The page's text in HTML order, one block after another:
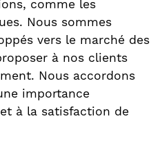
comme les
Nous sommes
vers le marché des
à nos clients
Nous accordons
importance
à la satisfaction de